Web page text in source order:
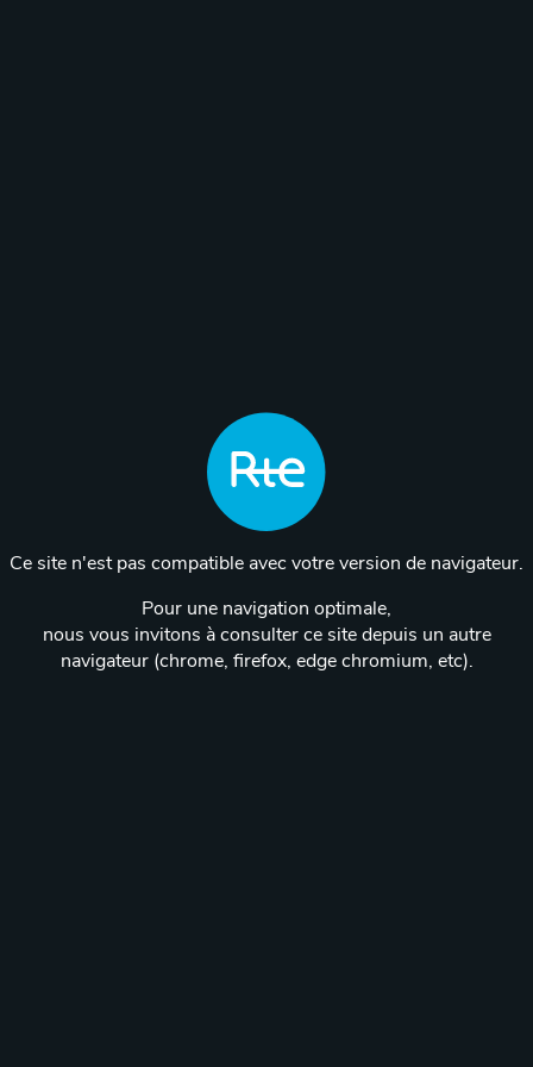
Ce site n'est pas compatible avec votre version de navigateur.
Pour une navigation optimale,
nous vous invitons à consulter ce site depuis un autre
navigateur (chrome, firefox, edge chromium, etc).